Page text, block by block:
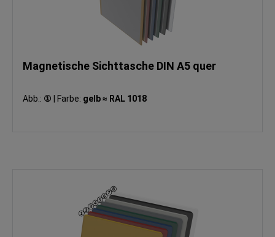
Magnetische Sichttasche DIN A5 quer
Abb.: ① Farbe: gelb ≈ RAL 1018